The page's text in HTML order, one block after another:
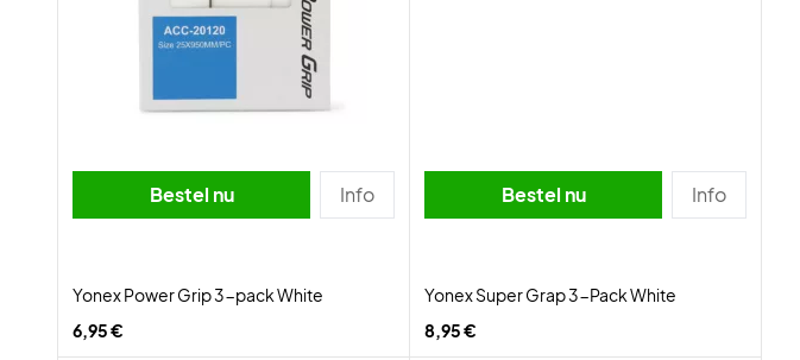
Bestel nu Info
Yonex Power Grip 3-pack White
6,95 €
Bestel nu Info
Yonex Super Grap 3-Pack White
8,95 €